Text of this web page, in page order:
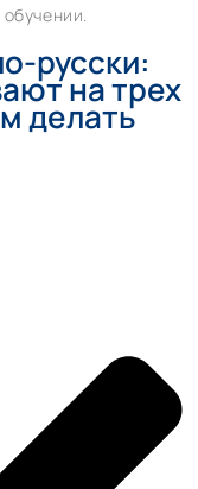
русски:
на трех
делать